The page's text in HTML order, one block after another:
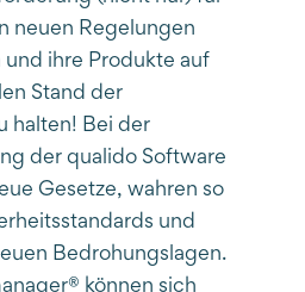
neuen Regelungen
ihre Produkte auf
Stand der
halten! Bei der
der qualido Software
Gesetze, wahren so
und
Bedrohungslagen.
können sich